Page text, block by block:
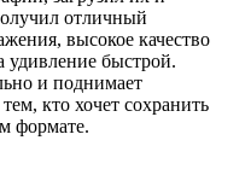
отличный
высокое качество
удивление быстрой.
и поднимает
кто хочет сохранить
формате.